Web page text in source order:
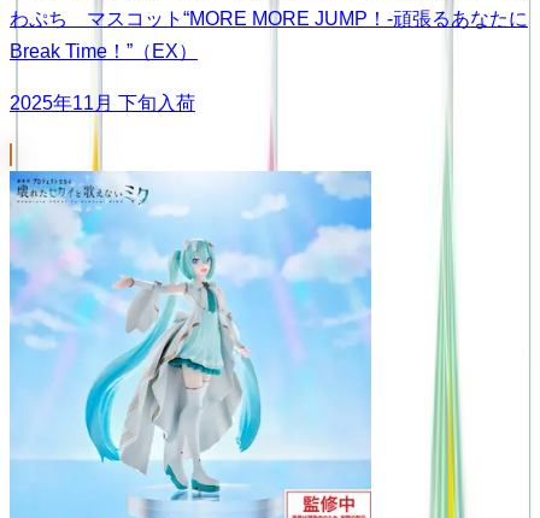
わぷち マスコット“MORE MORE JUMP！-頑張るあなたに
Break Time！”（EX）
2025年11月 下旬入荷